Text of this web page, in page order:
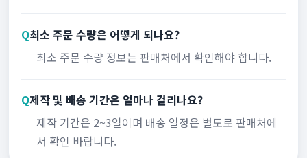
Q최소 주문 수량은 어떻게 되나요?
최소 주문 수량 정보는 판매처에서 확인해야 합니다.
Q제작 및 배송 기간은 얼마나 걸리나요?
제작 기간은 2~3일이며 배송 일정은 별도로 판매처에
서 확인 바랍니다.